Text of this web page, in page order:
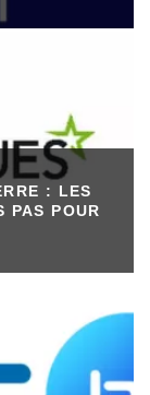
: LES
PAS POUR